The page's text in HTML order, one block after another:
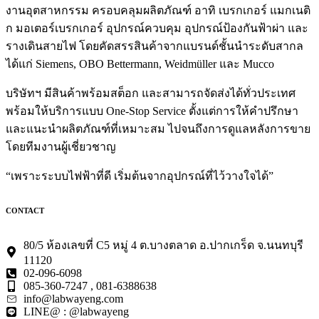
งานอุตสาหกรรม ครอบคลุมผลิตภัณฑ์ อาทิ เบรกเกอร์ แมกเนติ
ก มอเตอร์เบรกเกอร์ อุปกรณ์ควบคุม อุปกรณ์ป้องกันฟ้าผ่า และ
รางเดินสายไฟ โดยคัดสรรสินค้าจากแบรนด์ชั้นนำระดับสากล
ได้แก่ Siemens, OBO Bettermann, Weidmüller และ Mucco
บริษัทฯ มีสินค้าพร้อมสต็อก และสามารถจัดส่งได้ทั่วประเทศ
พร้อมให้บริการแบบ One-Stop Service ตั้งแต่การให้คำปรึกษา
และแนะนำผลิตภัณฑ์ที่เหมาะสม ไปจนถึงการดูแลหลังการขาย
โดยทีมงานผู้เชี่ยวชาญ
“เพราะระบบไฟฟ้าที่ดี เริ่มต้นจากอุปกรณ์ที่ไว้วางใจได้”
CONTACT
80/5 ห้องเลขที่ C5 หมู่ 4 ต.บางตลาด อ.ปากเกร็ด จ.นนทบุรี
11120
02-096-6098
085-360-7247 , 081-6388638
info@labwayeng.com
LINE@ : @labwayeng